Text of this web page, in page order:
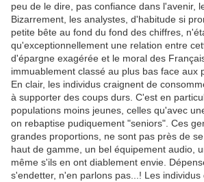
peu de le dire, pas confiance dans l'avenir,
Bizarrement, les analystes, d'habitude si
petite bête au fond du fond des chiffres,
qu'exceptionnellement une relation entre
d'épargne exagérée et le moral des
immuablement classé au plus bas face aux
En clair, les individus craignent de
à supporter des coups durs. C'est en
populations moins jeunes, celles qu'avec
on rebaptise pudiquement "seniors". Ces
grandes proportions, ne sont pas près de
haut de gamme, un bel équipement audio,
même s'ils en ont diablement envie.
s'endetter, n'en parlons pas...! Les